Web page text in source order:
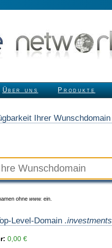
Über uns Produkte
Ihrer Wunschdomain
ohne www. ein.
Level-Domain .investments
0,00 €